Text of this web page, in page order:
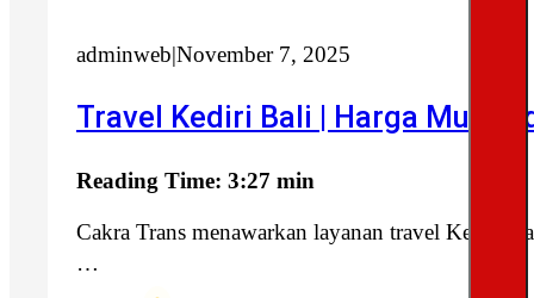
adminweb|November 7, 2025
Travel Kediri Bali | Harga Murah
Reading Time: 3:27 min
Cakra Trans menawarkan layanan travel Kediri
…